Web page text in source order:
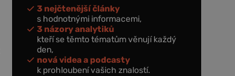
3 nejčtenější články
s hodnotnými informacemi,
3 názory analytiků
kteří se těmto tématům věnují každý
den,
nová videa a podcasty
k prohloubení vašich znalostí.